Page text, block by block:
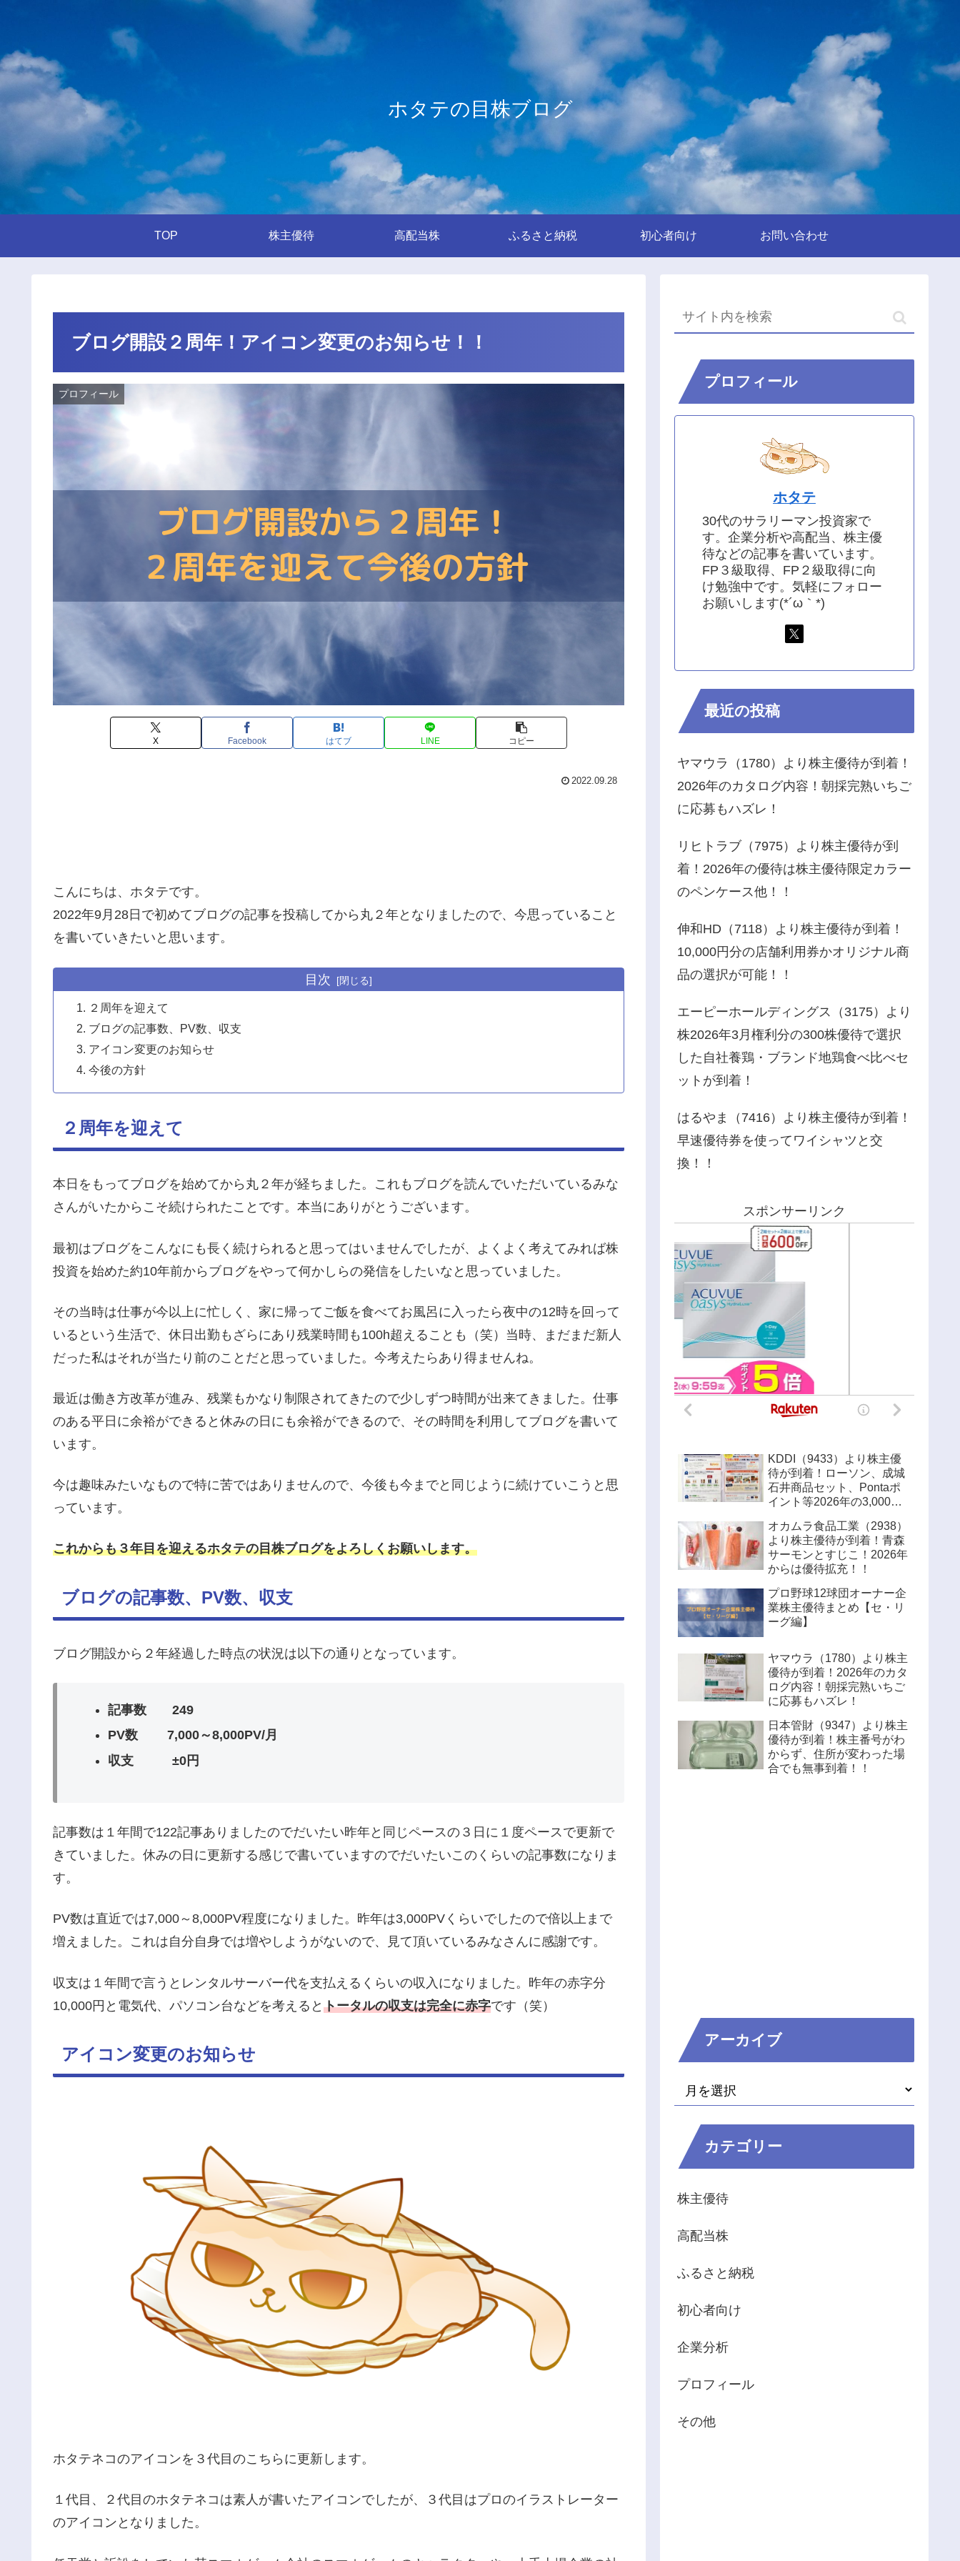
ホタテの目株ブログ
TOP 株主優待 高配当株 ふるさと納税 初心者向け お問い合わせ
ブログ開設２周年！アイコン変更のお知らせ！！
プロフィール
X Facebook はてブ LINE コピー
2022.09.28
こんにちは、ホタテです。
2022年9月28日で初めてブログの記事を投稿してから丸２年となりましたので、今思っていること
を書いていきたいと思います。
目次
２周年を迎えて
ブログの記事数、PV数、収支
アイコン変更のお知らせ
今後の方針
２周年を迎えて
本日をもってブログを始めてから丸２年が経ちました。これもブログを読んでいただいているみな
さんがいたからこそ続けられたことです。本当にありがとうございます。
最初はブログをこんなにも長く続けられると思ってはいませんでしたが、よくよく考えてみれば株
投資を始めた約10年前からブログをやって何かしらの発信をしたいなと思っていました。
その当時は仕事が今以上に忙しく、家に帰ってご飯を食べてお風呂に入ったら夜中の12時を回って
いるという生活で、休日出勤もざらにあり残業時間も100h超えることも（笑）当時、まだまだ新人
だった私はそれが当たり前のことだと思っていました。今考えたらあり得ませんね。
最近は働き方改革が進み、残業もかなり制限されてきたので少しずつ時間が出来てきました。仕事
のある平日に余裕ができると休みの日にも余裕ができるので、その時間を利用してブログを書いて
います。
今は趣味みたいなもので特に苦ではありませんので、今後も今までと同じように続けていこうと思
っています。
これからも３年目を迎えるホタテの目株ブログをよろしくお願いします。
ブログの記事数、PV数、収支
ブログ開設から２年経過した時点の状況は以下の通りとなっています。
記事数 249
PV数 7,000～8,000PV/月
収支 ±0円
記事数は１年間で122記事ありましたのでだいたい昨年と同じペースの３日に１度ペースで更新で
きていました。休みの日に更新する感じで書いていますのでだいたいこのくらいの記事数になりま
す。
PV数は直近では7,000～8,000PV程度になりました。昨年は3,000PVくらいでしたので倍以上まで
増えました。これは自分自身では増やしようがないので、見て頂いているみなさんに感謝です。
収支は１年間で言うとレンタルサーバー代を支払えるくらいの収入になりました。昨年の赤字分
10,000円と電気代、パソコン台などを考えると トータルの収支は完全に赤字です（笑）
アイコン変更のお知らせ
ホタテネコのアイコンを３代目のこちらに更新します。
１代目、２代目のホタテネコは素人が書いたアイコンでしたが、３代目はプロのイラストレーター
のアイコンとなりました。
プロフィール
ホタテ
30代のサラリーマン投資家で
す。企業分析や高配当、株主優
待などの記事を書いています。
FP３級取得、FP２級取得に向
け勉強中です。気軽にフォロー
お願いします(*´ω｀*)
最近の投稿
ヤマウラ（1780）より株主優待が到着！
2026年のカタログ内容！朝採完熟いちご
に応募もハズレ！
リヒトラブ（7975）より株主優待が到
着！2026年の優待は株主優待限定カラー
のペンケース他！！
伸和HD（7118）より株主優待が到着！
10,000円分の店舗利用券かオリジナル商
品の選択が可能！！
エーピーホールディングス（3175）より
株2026年3月権利分の300株優待で選択
した自社養鶏・ブランド地鶏食べ比べセ
ットが到着！
はるやま（7416）より株主優待が到着！
早速優待券を使ってワイシャツと交
換！！
スポンサーリンク
KDDI（9433）より株主優
待が到着！ローソン、成城
石井商品セット、Pontaポ
イント等2026年の3,000円
オカムラ食品工業（2938）
より株主優待が到着！青森
サーモンとすじこ！2026年
からは優待拡充！！
プロ野球12球団オーナー企
業株主優待まとめ【セ・リ
ーグ編】
ヤマウラ（1780）より株主
優待が到着！2026年のカタ
ログ内容！朝採完熟いちご
に応募もハズレ！
日本管財（9347）より株主
優待が到着！株主番号がわ
からず、住所が変わった場
合でも無事到着！！
アーカイブ
カテゴリー
株主優待
高配当株
ふるさと納税
初心者向け
企業分析
プロフィール
その他